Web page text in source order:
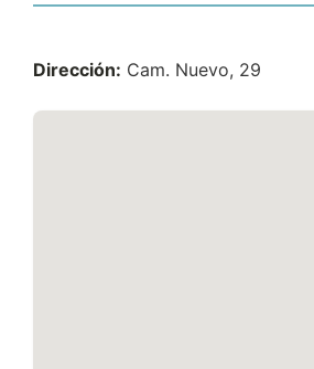
Dirección: Cam. Nuevo, 29